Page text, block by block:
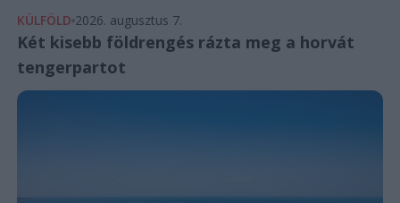
KÜLFÖLD 2026. augusztus 7.
Két kisebb földrengés rázta meg a horvát
tengerpartot